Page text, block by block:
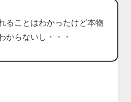
ることはわかったけど本物
からないし・・・